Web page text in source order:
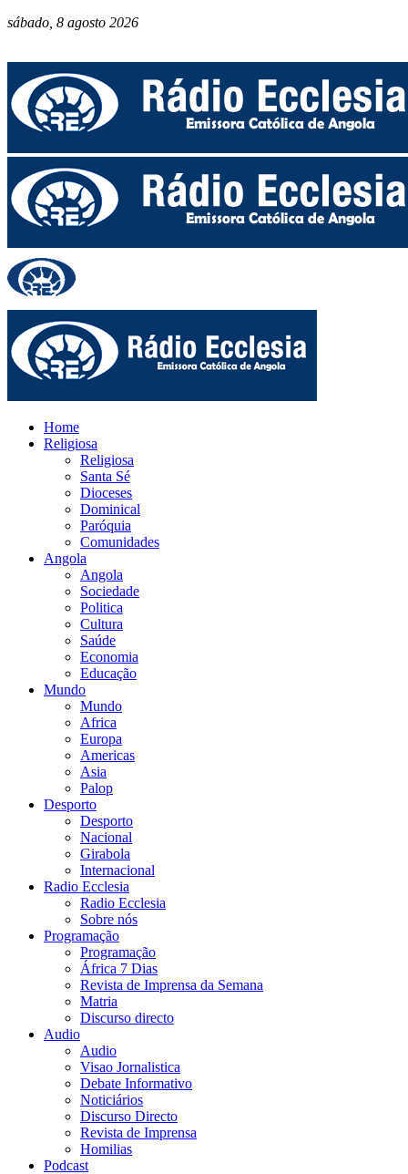
sábado, 8 agosto 2026
Home
Religiosa
Religiosa
Santa Sé
Dioceses
Dominical
Paróquia
Comunidades
Angola
Angola
Sociedade
Politica
Cultura
Saúde
Economia
Educação
Mundo
Mundo
Africa
Europa
Americas
Asia
Palop
Desporto
Desporto
Nacional
Girabola
Internacional
Radio Ecclesia
Radio Ecclesia
Sobre nós
Programação
Programação
África 7 Dias
Revista de Imprensa da Semana
Matria
Discurso directo
Audio
Audio
Visao Jornalistica
Debate Informativo
Noticiários
Discurso Directo
Revista de Imprensa
Homilias
Podcast